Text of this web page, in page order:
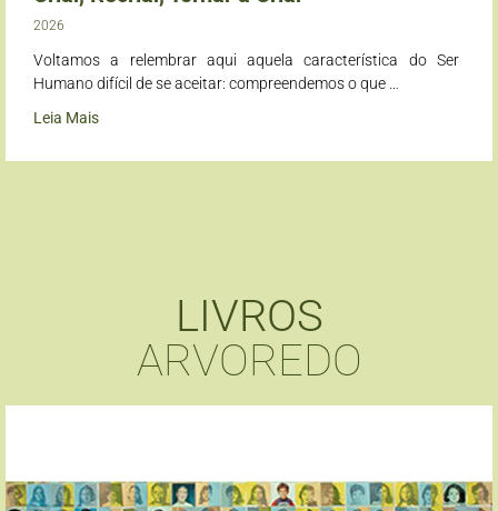
2026
Voltamos a relembrar aqui aquela característica do Ser
Humano difícil de se aceitar: compreendemos o que …
Leia Mais
LIVROS
ARVOREDO